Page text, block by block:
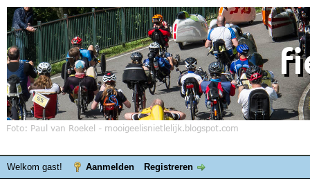
Welkom gast! Aanmelden Registreren